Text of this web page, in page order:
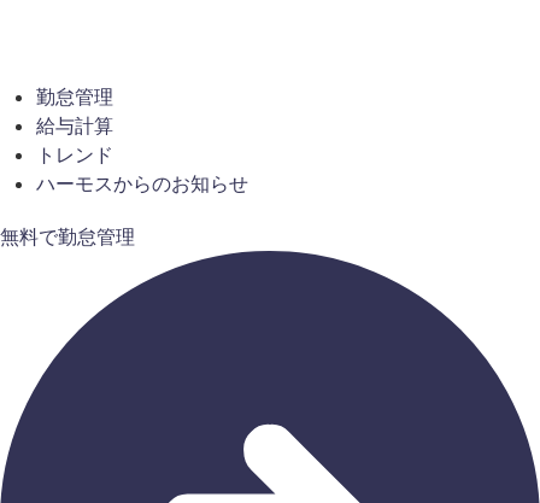
勤怠管理
給与計算
トレンド
ハーモスからのお知らせ
無料で勤怠管理